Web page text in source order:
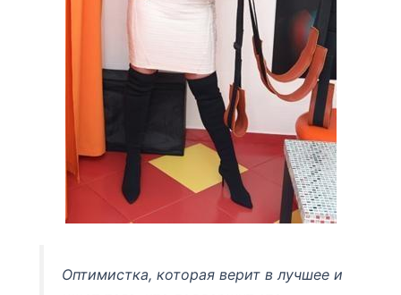
Оптимистка, которая верит в лучшее и